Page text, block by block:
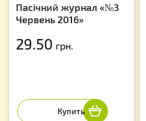
Пасічний журнал «№3
Червень 2016»
29.50 грн.